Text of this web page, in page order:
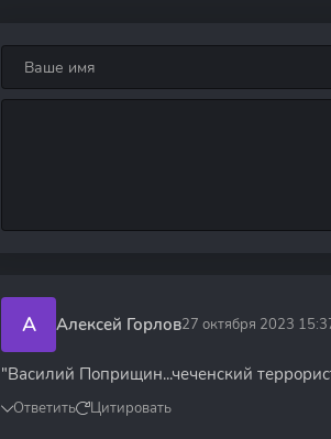
А Алексей Горлов27 октября 2023
"Василий Поприщин...чеченский
Ответить Цитировать